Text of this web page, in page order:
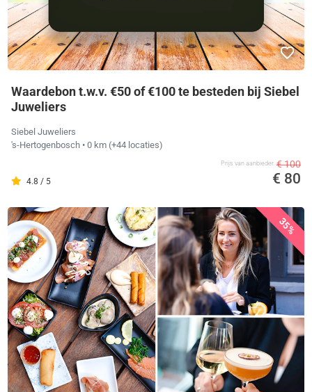
Waardebon t.w.v. €50 of €100 te besteden bij Siebel
Juweliers
Siebel Juweliers
's-Hertogenbosch • 0 km (+44 locaties)
4.8 / 5
Prijs van aanbieder € 100
€ 80
35%